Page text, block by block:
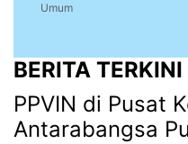
Umum
BERITA TERKINI
PPVIN di Pusat
Antarabangsa